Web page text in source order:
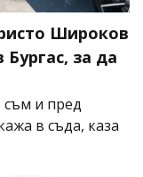
Широков
за да
съм и пред
в съда, каза